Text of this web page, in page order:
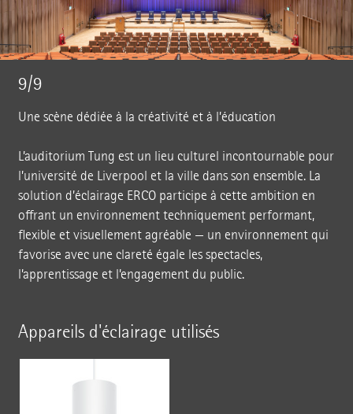
9/9
Une scène dédiée à la créativité et à l’éducation
L’auditorium Tung est un lieu culturel incontournable pour
l’université de Liverpool et la ville dans son ensemble. La
solution d’éclairage ERCO participe à cette ambition en
offrant un environnement techniquement performant,
flexible et visuellement agréable — un environnement qui
favorise avec une clareté égale les spectacles,
l’apprentissage et l’engagement du public.
Appareils d'éclairage utilisés